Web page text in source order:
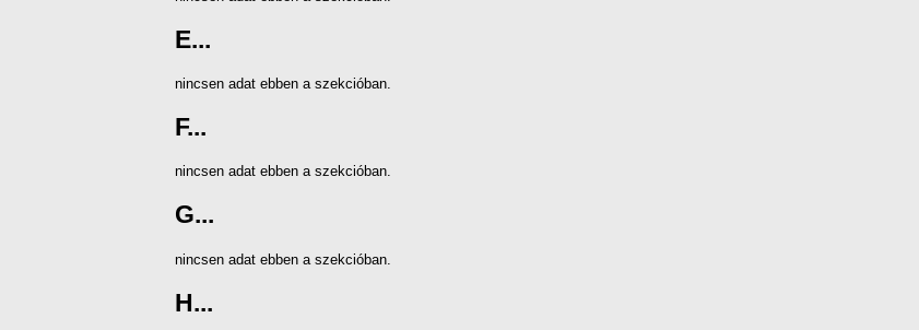
E...
nincsen adat ebben a szekcióban.
F...
nincsen adat ebben a szekcióban.
G...
nincsen adat ebben a szekcióban.
H...